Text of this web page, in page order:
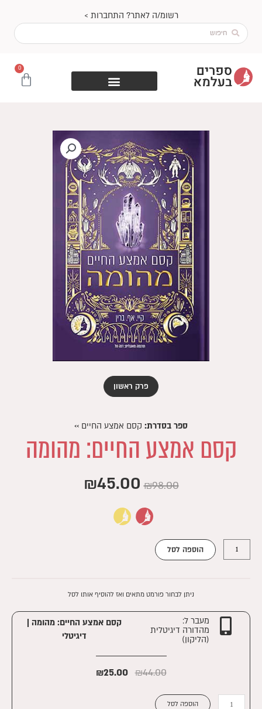
רשומ/ה לאתר? התחברות >
Search
0
עגלת
פרק ראשון
ספר בסדרת: קסם אמצע החיים ››
קסם אמצע החיים: מהומה
₪98.00
המחיר
היה:
₪45.00
הוספה לסל
ניתן לבחור פורמט מתאים ואז להוסיף אותו לסל
מעבר ל:
מהדורה דיגיטלית
(הליקון)
קסם אמצע החיים: מהומה |
דיגיטלי
₪44.00
₪25.00
הוספה לסל